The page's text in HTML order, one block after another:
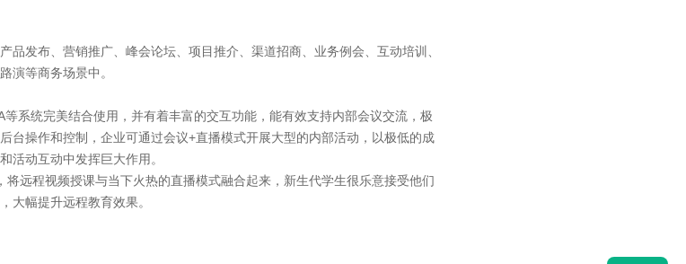
品发布、营销推广、峰会论坛、项目推介、渠道招商、业务例会、互动培训、
演等商务场景中。
等系统完美结合使用，并有着丰富的交互功能，能有效支持内部会议交流，极
台操作和控制，企业可通过会议+直播模式开展大型的内部活动，以极低的成
活动互动中发挥巨大作用。
远程视频授课与当下火热的直播模式融合起来，新生代学生很乐意接受他们
大幅提升远程教育效果。